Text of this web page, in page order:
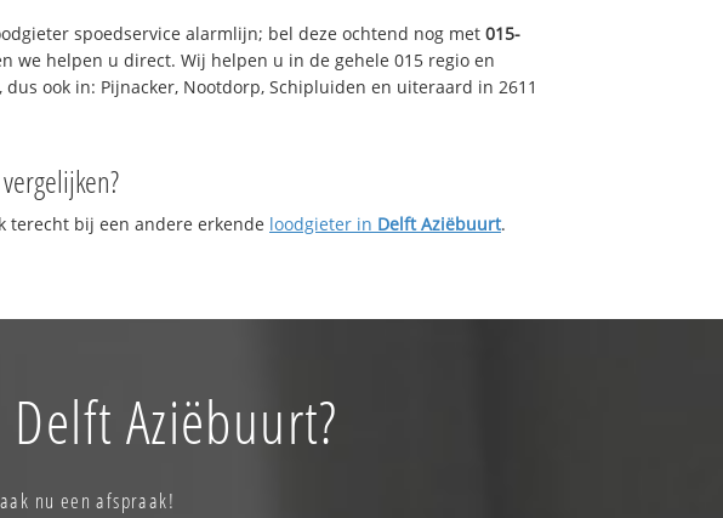
spoedservice alarmlijn; bel deze ochtend nog met 015-
we helpen u direct. Wij helpen u in de gehele 015 regio en
dus ook in: Pijnacker, Nootdorp, Schipluiden en uiteraard in 2611
terecht bij een andere erkende loodgieter in Delft Aziëbuurt.
Aziëbuurt?
nu een afspraak!